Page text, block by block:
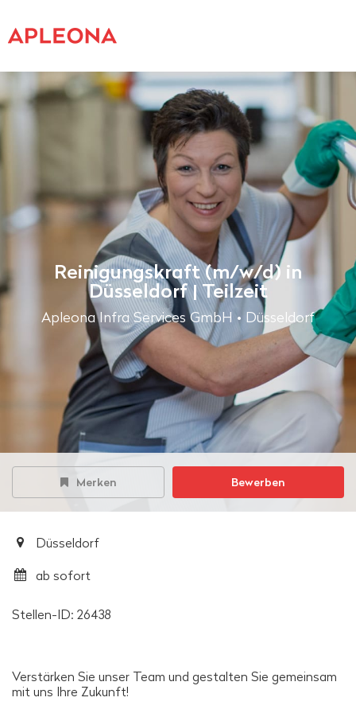
Reinigungskraft (m/w/d) in
Düsseldorf | Teilzeit
Apleona Infra Services GmbH • Düsseldorf
Merken Bewerben
Düsseldorf
ab sofort
Stellen-ID: 26438
Verstärken Sie unser Team und gestalten Sie gemeinsam
mit uns Ihre Zukunft!